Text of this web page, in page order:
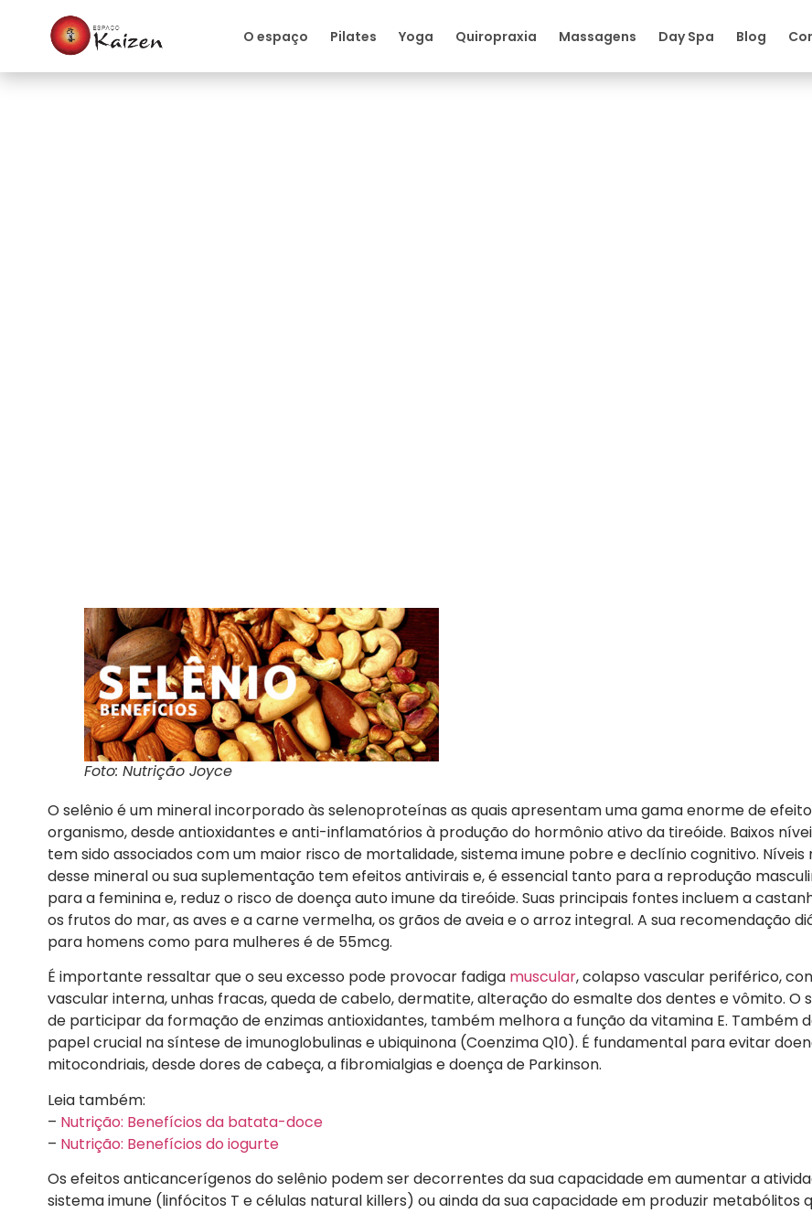
O espaço Pilates Yoga Quiropraxia Massagens Day Spa Blog
Foto: Nutrição Joyce
O selênio é um mineral incorporado às selenoproteínas as quais apresentam uma gama enorme de
organismo, desde antioxidantes e anti-inflamatórios à produção do hormônio ativo da tireóide. Baixos
tem sido associados com um maior risco de mortalidade, sistema imune pobre e declínio cognitivo. Níveis
desse mineral ou sua suplementação tem efeitos antivirais e, é essencial tanto para a reprodução
para a feminina e, reduz o risco de doença auto imune da tireóide. Suas principais fontes incluem a
os frutos do mar, as aves e a carne vermelha, os grãos de aveia e o arroz integral. A sua recomendação
para homens como para mulheres é de 55mcg.
É importante ressaltar que o seu excesso pode provocar fadiga muscular, colapso vascular periférico,
vascular interna, unhas fracas, queda de cabelo, dermatite, alteração do esmalte dos dentes e vômito. O
de participar da formação de enzimas antioxidantes, também melhora a função da vitamina E. Também
papel crucial na síntese de imunoglobulinas e ubiquinona (Coenzima Q10). É fundamental para evitar
mitocondriais, desde dores de cabeça, a fibromialgias e doença de Parkinson.
Leia também:
– Nutrição: Benefícios da batata-doce
– Nutrição: Benefícios do iogurte
Os efeitos anticancerígenos do selênio podem ser decorrentes da sua capacidade em aumentar a
sistema imune (linfócitos T e células natural killers) ou ainda da sua capacidade em produzir metabólitos